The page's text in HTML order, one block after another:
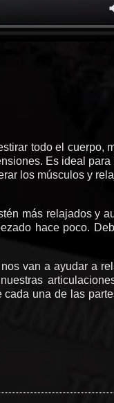
todo el cuerpo,
Es ideal
los músculos y
más relajados y
hace poco.
van a ayudar a
una de las